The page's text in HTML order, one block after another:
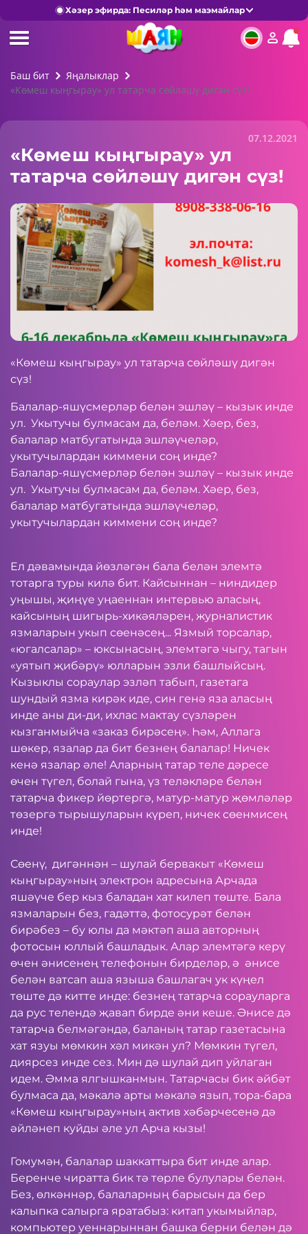
Хәзер эфирда: Песиләр һәм маэмайлар
Баш бит
Яңалыклар
«Көмеш кыңгырау» ул татарча сөйләшү дигән сүз!
07.12.2021
«Көмеш кыңгырау» ул
татарча сөйләшү дигән сүз!
«Көмеш кыңгырау» ул татарча сөйләшү дигән
сүз!
Балалар-яшүсмерләр белән эшләү – кызык инде
ул. Укытучы булмасам да, беләм. Хәер, без,
балалар матбугатында эшләүчеләр,
укытучылардан киммени соң инде?
Балалар-яшүсмерләр белән эшләү – кызык инде
ул. Укытучы булмасам да, беләм. Хәер, без,
балалар матбугатында эшләүчеләр,
укытучылардан киммени соң инде?
Ел дәвамында йөзләгән бала белән элемтә
тотарга туры килә бит. Кайсыннан – ниндидер
уңышы, җиңүе уңаеннан интервью аласың,
кайсының шигырь-хикәяләрен, журналистик
язмаларын укып сөенәсең... Язмый торсалар,
«югалсалар» – юксынасың, элемтәгә чыгу, тагын
«уятып җибәрү» юлларын эзли башлыйсың.
Кызыклы сораулар эзләп табып, газетага
шундый язма кирәк иде, син генә яза аласың
инде аны ди-ди, ихлас мактау сүзләрен
кызганмыйча «заказ бирәсең». Һәм, Аллага
шөкер, язалар да бит безнең балалар! Ничек
кенә язалар әле! Аларның татар теле дәресе
өчен түгел, болай гына, үз теләкләре белән
татарча фикер йөртергә, матур-матур җөмләләр
төзергә тырышуларын күреп, ничек сөенмисең
инде!
Сөенү, дигәннән – шулай бервакыт «Көмеш
кыңгырау»ның электрон адресына Арчада
яшәүче бер кыз баладан хат килеп төште. Бала
язмаларын без, гадәттә, фотосурәт белән
бирәбез – бу юлы да мәктәп аша авторның
фотосын юллый башладык. Алар элемтәгә керү
өчен әнисенең телефонын бирделәр, ә әнисе
белән ватсап аша языша башлагач ук күңел
төште дә китте инде: безнең татарча сорауларга
да рус телендә җавап бирде әни кеше. Әнисе дә
татарча белмәгәндә, баланың татар газетасына
хат язуы мөмкин хәл микән ул? Мөмкин түгел,
диярсез инде сез. Мин дә шулай дип уйлаган
идем. Әмма ялгышканмын. Татарчасы бик әйбәт
булмаса да, мәкалә арты мәкалә язып, тора-бара
«Көмеш кыңгырау»ның актив хәбәрчесенә дә
әйләнеп куйды әле ул Арча кызы!
Гомумән, балалар шаккаттыра бит инде алар.
Беренче чиратта бик тә төрле булулары белән.
Без, өлкәннәр, балаларның барысын да бер
калыпка салырга яратабыз: китап укымыйлар,
компьютер уеннарыннан башка берни белән дә